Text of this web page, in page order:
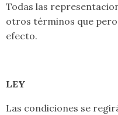
Todas las
otros términos que
efecto.
LEY
Las condiciones se